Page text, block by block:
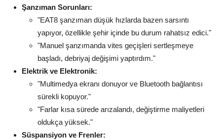
Şanzıman Sorunları:
"EAT8 şanzıman düşük hızlarda bazen sarsıntı
yapıyor, özellikle şehir içinde bu durum rahatsız edici."
"Manuel şanzımanda vites geçişleri sertleşmeye
başladı, debriyaj değişimi yaptırdım."
Elektrik ve Elektronik:
"Multimedya ekranı donuyor ve Bluetooth bağlantısı
sürekli kopuyor."
"Farlar kısa sürede arızalandı, değiştirme maliyetleri
oldukça yüksek."
Süspansiyon ve Frenler: